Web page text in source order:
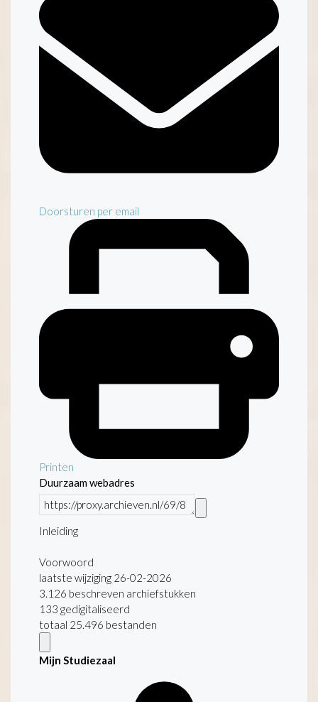
Doorsturen per email
Printen
Duurzaam webadres
Inleiding
Voorwoord
laatste wijziging 26-02-2026
3.126 beschreven archiefstukken
133 gedigitaliseerd
totaal 25.496 bestanden
Mijn Studiezaal